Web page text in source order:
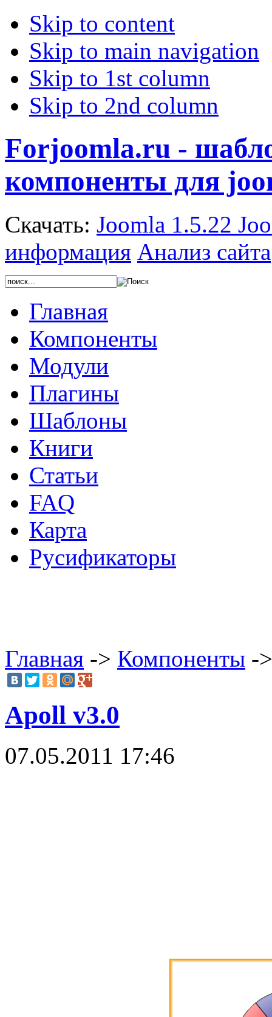
Skip to content
Skip to main navigation
Skip to 1st column
Skip to 2nd column
Forjoomla.ru -
компоненты для
Скачать: Joomla 1.5.22
информация Анализ сайта
Главная
Компоненты
Модули
Плагины
Шаблоны
Книги
Статьи
FAQ
Карта
Русификаторы
Главная -> Компоненты -
Apoll v3.0
07.05.2011 17:46